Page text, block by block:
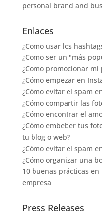
personal brand and
Enlaces
¿Como usar los
¿Como ser un "más
¿Como promocionar mi
¿Cómo empezar en
¿Cómo evitar el spam
¿Cómo compartir las
¿Cómo encontrar el
¿Cómo embeber tus
tu blog o web?
¿Cómo evitar el spam
¿Cómo organizar una
10 buenas prácticas
empresa
Press Releases